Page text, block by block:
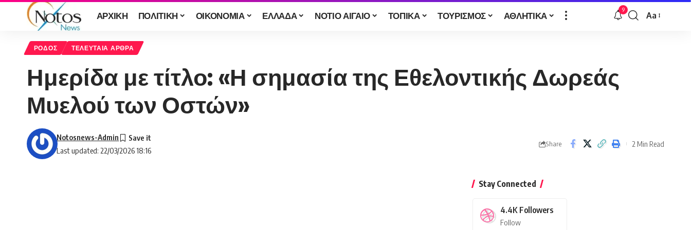
ΑΡΧΙΚΗ ΠΟΛΙΤΙΚΗ ΟΙΚΟΝΟΜΙΑ ΕΛΛΑΔΑ ΝΟΤΙΟ ΑΙΓΑΙΟ ΤΟΠΙΚΑ ΤΟΥΡΙΣΜΟΣ ΑΘΛΗΤΙΚΑ 9
Font
Aa
ΡΟΔΟΣ ΤΕΛΕΥΤΑΙΑ ΑΡΘΡΑ
Ημερίδα με τίτλο: «Η σημασία της Εθελοντικής Δωρεάς
Μυελού των Οστών»
Last updated: 22/03/2026 18:16
Notosnews-Admin
Share 2 Min Read
Stay Connected
4.4K Followers
Follow